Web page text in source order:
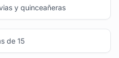
y quinceañeras
de 15